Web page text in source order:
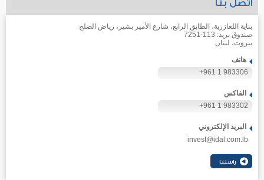
اتصل بنا
بناية اللعازرية، الطابق الرابع، شارع الأمير بشير، رياض الصلح
صندوق بريد: 113-7251
بيروت، لبنان
هاتف
+961 1 983306
الفاكس
+961 1 983302
البريد الإلكتروني
invest@idal.com.lb